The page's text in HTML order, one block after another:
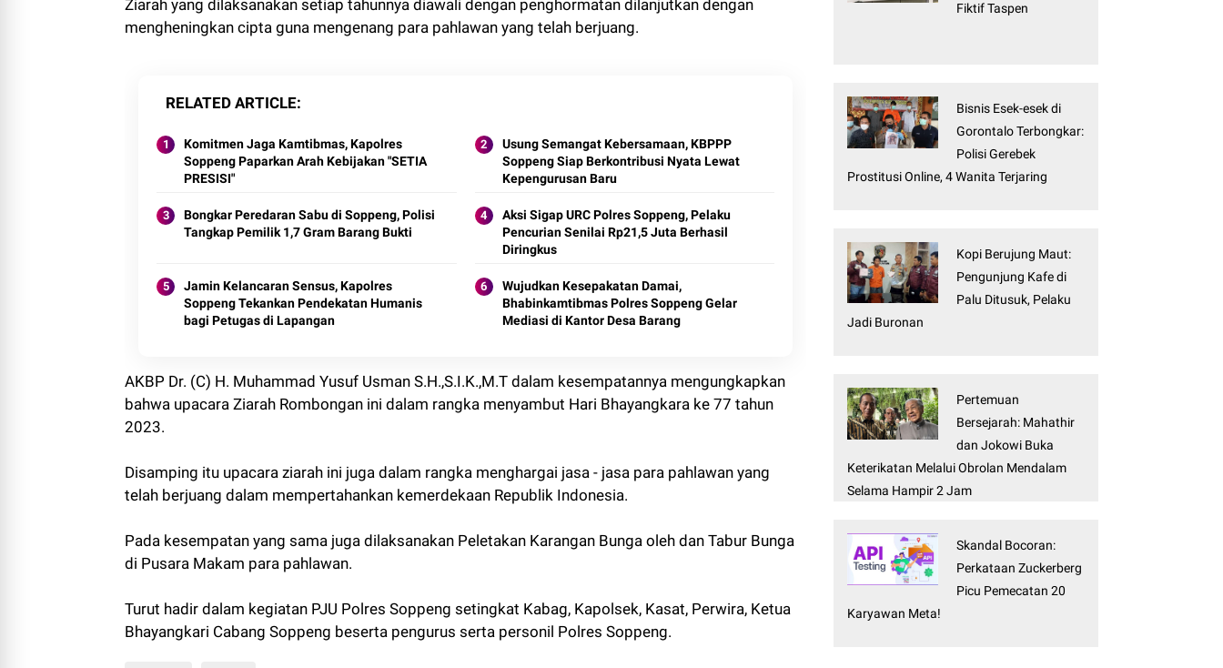
Ziarah yang dilaksanakan setiap tahunnya diawali dengan penghormatan dilanjutkan dengan
mengheningkan cipta guna mengenang para pahlawan yang telah berjuang.
RELATED ARTICLE
Komitmen Jaga Kamtibmas, Kapolres
Soppeng Paparkan Arah Kebijakan "SETIA
PRESISI"
Usung Semangat Kebersamaan, KBPPP
Soppeng Siap Berkontribusi Nyata Lewat
Kepengurusan Baru
Bongkar Peredaran Sabu di Soppeng, Polisi
Tangkap Pemilik 1,7 Gram Barang Bukti
Aksi Sigap URC Polres Soppeng, Pelaku
Pencurian Senilai Rp21,5 Juta Berhasil
Diringkus
Jamin Kelancaran Sensus, Kapolres
Soppeng Tekankan Pendekatan Humanis
bagi Petugas di Lapangan
Wujudkan Kesepakatan Damai,
Bhabinkamtibmas Polres Soppeng Gelar
Mediasi di Kantor Desa Barang
AKBP Dr. (C) H. Muhammad Yusuf Usman S.H.,S.I.K.,M.T dalam kesempatannya mengungkapkan
bahwa upacara Ziarah Rombongan ini dalam rangka menyambut Hari Bhayangkara ke 77 tahun
2023.
Disamping itu upacara ziarah ini juga dalam rangka menghargai jasa - jasa para pahlawan yang
telah berjuang dalam mempertahankan kemerdekaan Republik Indonesia.
Pada kesempatan yang sama juga dilaksanakan Peletakan Karangan Bunga oleh dan Tabur Bunga
di Pusara Makam para pahlawan.
Turut hadir dalam kegiatan PJU Polres Soppeng setingkat Kabag, Kapolsek, Kasat, Perwira, Ketua
Bhayangkari Cabang Soppeng beserta pengurus serta personil Polres Soppeng.
Fiktif Taspen
Bisnis Esek-esek di
Gorontalo Terbongkar:
Polisi Gerebek
Prostitusi Online, 4 Wanita Terjaring
Kopi Berujung Maut:
Pengunjung Kafe di
Palu Ditusuk, Pelaku
Jadi Buronan
Pertemuan
Bersejarah: Mahathir
dan Jokowi Buka
Keterikatan Melalui Obrolan Mendalam
Selama Hampir 2 Jam
Skandal Bocoran:
Perkataan Zuckerberg
Picu Pemecatan 20
Karyawan Meta!